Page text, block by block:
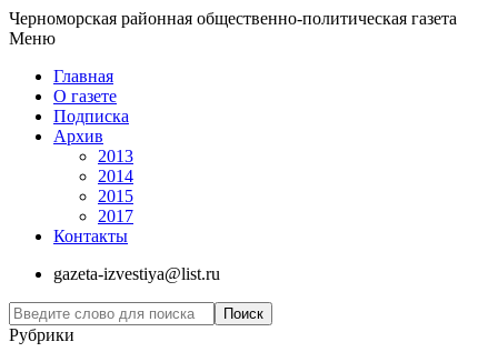
Черноморская районная общественно-политическая газета
Меню
Главная
О газете
Подписка
Архив
2013
2014
2015
2017
Контакты
gazeta-izvestiya@list.ru
Рубрики